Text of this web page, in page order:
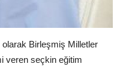
Birleşmiş Milletler
veren seçkin eğitim